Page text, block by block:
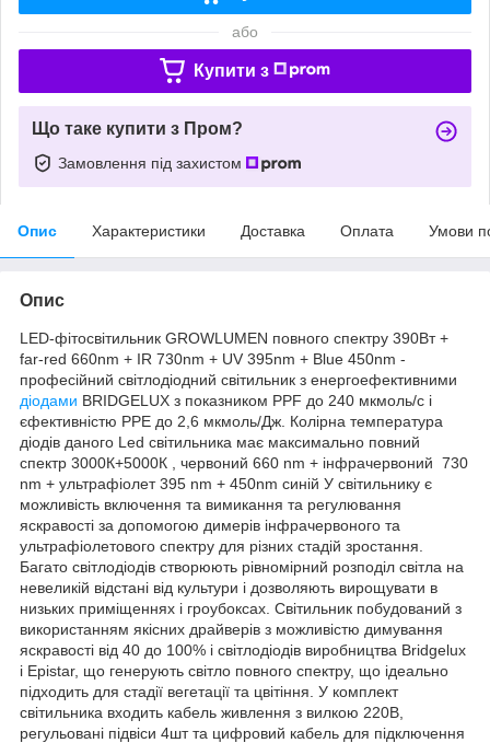
або
Купити з
Що таке купити з Пром?
Замовлення під захистом
Опис Характеристики Доставка Оплата Умови
Опис
LED-фітосвітильник GROWLUMEN повного спектру 390Вт +
far-red 660nm + IR 730nm + UV 395nm + Blue 450nm -
професійний світлодіодний світильник з енергоефективними
діодами BRIDGELUX з показником PPF до 240 мкмоль/с і
єфективністю PPE до 2,6 мкмоль/Дж. Колірна температура
діодів даного Led світильника має максимально повний
спектр 3000К+5000К , червоний 660 nm + інфрачервоний 730
nm + ультрафіолет 395 nm + 450nm синій У світильнику є
можливість включення та вимикання та регулювання
яскравості за допомогою димерів інфрачервоного та
ультрафіолетового спектру для різних стадій зростання.
Багато світлодіодів створюють рівномірний розподіл світла на
невеликій відстані від культури і дозволяють вирощувати в
низьких приміщеннях і гроубоксах. Світильник побудований з
використанням якісних драйверів з можливістю димування
яскравості від 40 до 100% і світлодіодів виробництва Bridgelux
і Epistar, що генерують світло повного спектру, що ідеально
підходить для стадії вегетації та цвітіння. У комплект
світильника входить кабель живлення з вилкою 220В,
регульовані підвіси 4шт та цифровий кабель для підключення